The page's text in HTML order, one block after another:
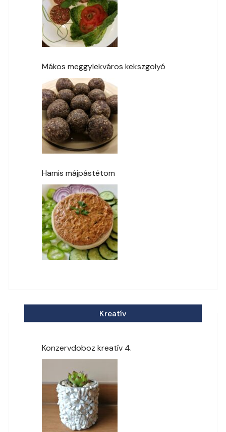
Mákos meggylekváros kekszgolyó
Hamis májpástétom
Kreatív
Konzervdoboz kreatív 4.